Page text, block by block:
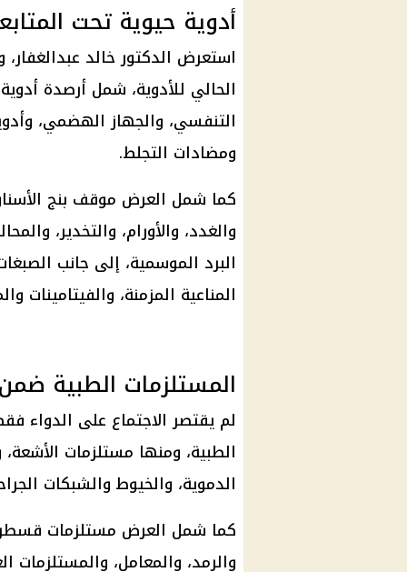
أدوية حيوية تحت
استعرض الدكتور خالد
الحالي للأدوية، شمل أرصدة
التنفسي، والجهاز الهضمي،
ومضادات التجلط.
كما شمل العرض موقف بنج
والغدد، والأورام، والتخدير،
البرد الموسمية، إلى جانب
المناعية المزمنة، والفيتامينات
المستلزمات الطبية
لم يقتصر الاجتماع على الدواء
الطبية، ومنها مستلزمات
الدموية، والخيوط والشبكات
كما شمل العرض مستلزمات قسطرة
والرمد، والمعامل،